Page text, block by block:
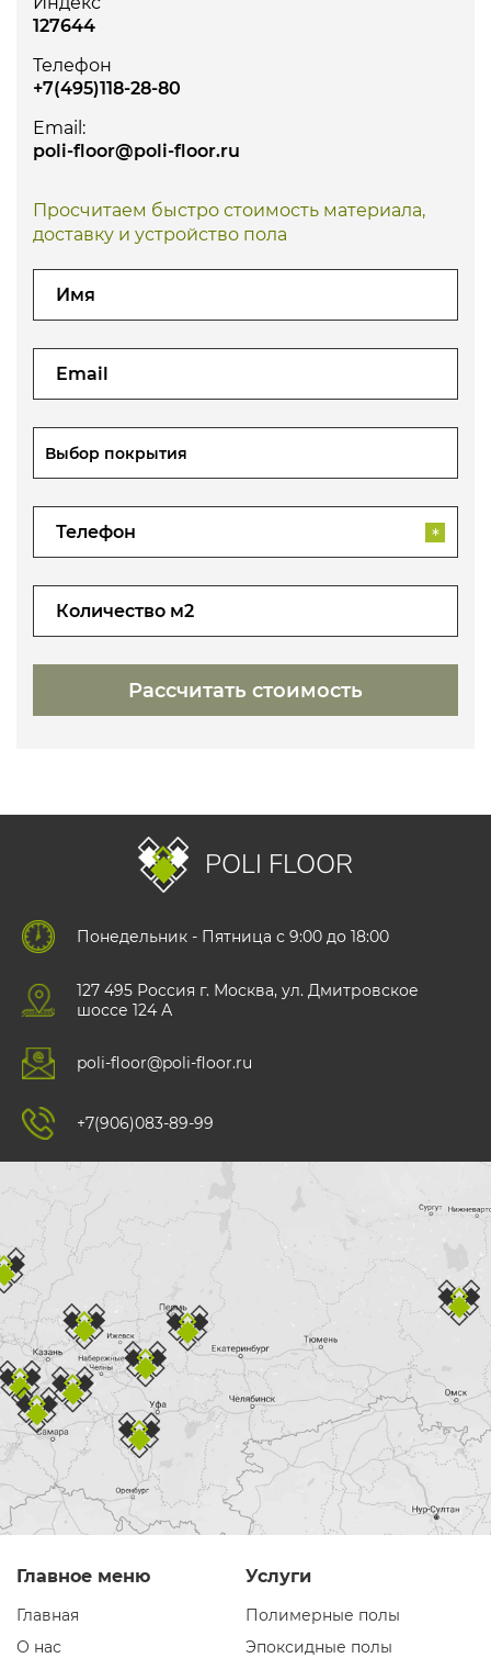
127644
Телефон
+7(495)118-28-80
Email:
poli-floor@poli-floor.ru
Просчитаем быстро стоимость материала,
доставку и устройство пола
Выбор покрытия
*
POLI FLOOR
Понедельник - Пятница с 9:00 до 18:00
127 495 Роccия г. Москва, ул. Дмитровское
шоссе 124 А
poli-floor@poli-floor.ru
+7(906)083-89-99
Главное меню
Главная
О нас
Услуги
Полимерные полы
Эпоксидные полы